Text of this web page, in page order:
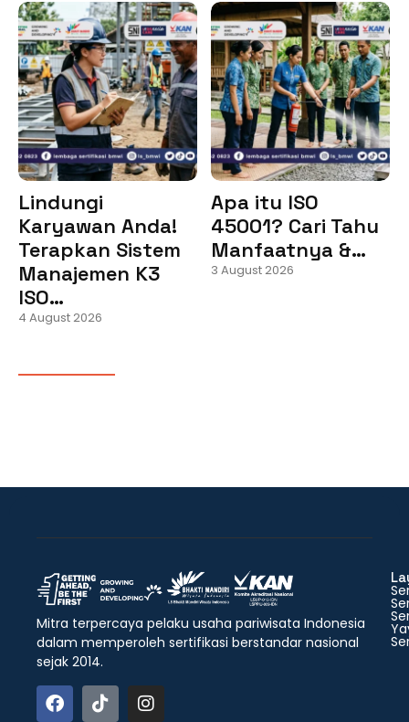
Lindungi
Karyawan Anda!
Terapkan Sistem
Manajemen K3
ISO…
4 August 2026
Apa itu ISO
45001? Cari Tahu
Manfaatnya &…
3 August 2026
Mitra terpercaya pelaku usaha pariwisata Indonesia
dalam memperoleh sertifikasi berstandar nasional
sejak 2014.